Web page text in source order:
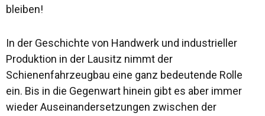
bleiben!
In der Geschichte von Handwerk und industrieller
Produktion in der Lausitz nimmt der
Schienenfahrzeugbau eine ganz bedeutende Rolle
ein. Bis in die Gegenwart hinein gibt es aber immer
wieder Auseinandersetzungen zwischen der